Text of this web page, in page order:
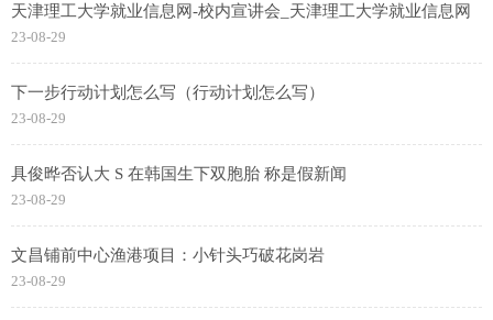
天津理工大学就业信息网-校内宣讲会_天津理工大学就业信息网
23-08-29
下一步行动计划怎么写（行动计划怎么写）
23-08-29
具俊晔否认大 S 在韩国生下双胞胎 称是假新闻
23-08-29
文昌铺前中心渔港项目：小针头巧破花岗岩
23-08-29